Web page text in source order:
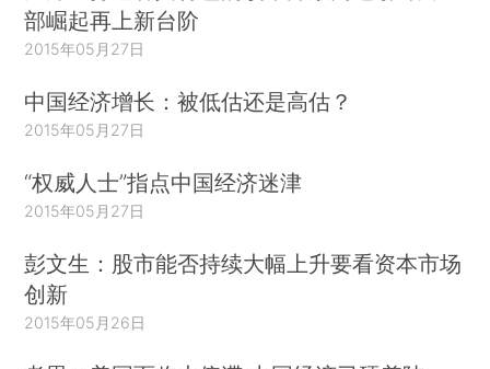
部崛起再上新台阶
2015年05月27日
中国经济增长：被低估还是高估？
2015年05月27日
“权威人士”指点中国经济迷津
2015年05月27日
彭文生：股市能否持续大幅上升要看资本市场
创新
2015年05月26日